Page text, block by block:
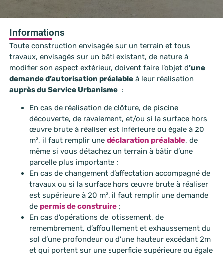
Informations
Toute construction envisagée sur un terrain et tous
travaux, envisagés sur un bâti existant, de nature à
modifier son aspect extérieur, doivent faire l’objet d’une
demande d’autorisation préalableà leur réalisation
auprès du Service Urbanisme:
En cas de réalisation de clôture, de piscine
découverte, de ravalement, et/ou si la surface hors
œuvre brute à réaliser est inférieure ou égale à 20
m², il faut remplir une déclaration préalable, de
même si vous détachez un terrain à bâtir d’une
parcelle plus importante ;
En cas de changement d’affectation accompagné de
travaux ou si la surface hors œuvre brute à réaliser
est supérieure à 20 m², il faut remplir une demande
de permis de construire;
En cas d’opérations de lotissement, de
remembrement, d’affouillement et exhaussement du
sol d’une profondeur ou d’une hauteur excédant 2m
et qui portent sur une superficie supérieure ou égale